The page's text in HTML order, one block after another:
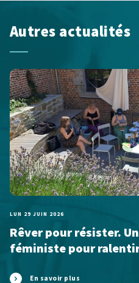
Autres actualités
LUN 29 JUIN 2026
Rêver pour résister.
féministe pour
En savoir plus